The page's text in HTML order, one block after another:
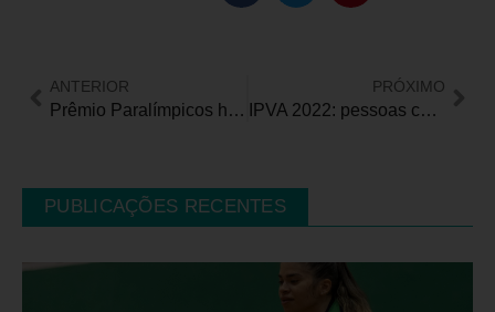
ANTERIOR
Prêmio Paralímpicos homenageia os melhores atletas da temporada 2021
PRÓXIMO
IPVA 2022: pessoas com deficiência devem ‘apresentar novo pedido’
PUBLICAÇÕES RECENTES